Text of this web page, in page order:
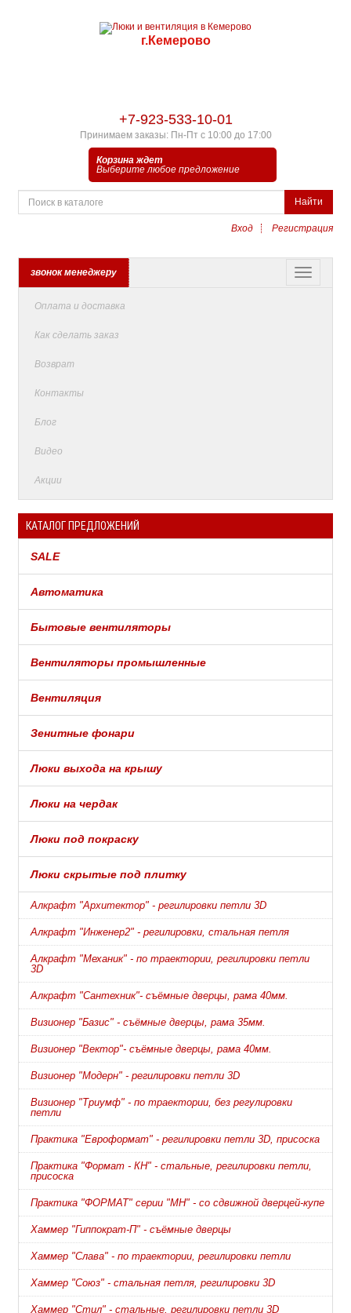
г.Кемерово
+7-923-533-10-01
Принимаем заказы: Пн-Пт с 10:00 до 17:00
Корзина ждет
Выберите любое предложение
Найти
Вход Регистрация
звонок менеджеру
Оплата и доставка
Как сделать заказ
Возврат
Контакты
Блог
Видео
Акции
КАТАЛОГ ПРЕДЛОЖЕНИЙ
SALE
Автоматика
Бытовые вентиляторы
Вентиляторы промышленные
Вентиляция
Зенитные фонари
Люки выхода на крышу
Люки на чердак
Люки под покраску
Люки скрытые под плитку
Алкрафт "Архитектор" - регилировки петли 3D
Алкрафт "Инженер2" - регилировки, стальная петля
Алкрафт "Механик" - по траектории, регилировки петли
3D
Алкрафт "Сантехник"- съёмные дверцы, рама 40мм.
Визионер "Базис" - съёмные дверцы, рама 35мм.
Визионер "Вектор"- съёмные дверцы, рама 40мм.
Визионер "Модерн" - регилировки петли 3D
Визионер "Триумф" - по траектории, без регулировки
петли
Практика "Евроформат" - регилировки петли 3D, присоска
Практика "Формат - КН" - стальные, регилировки петли,
присоска
Практика "ФОРМАТ" серии "МН" - со сдвижной дверцей-купе
Хаммер "Гиппократ-П" - съёмные дверцы
Хаммер "Слава" - по траектории, регилировки петли
Хаммер "Союз" - стальная петля, регилировки 3D
Хаммер "Стил" - стальные, регилировки петли 3D